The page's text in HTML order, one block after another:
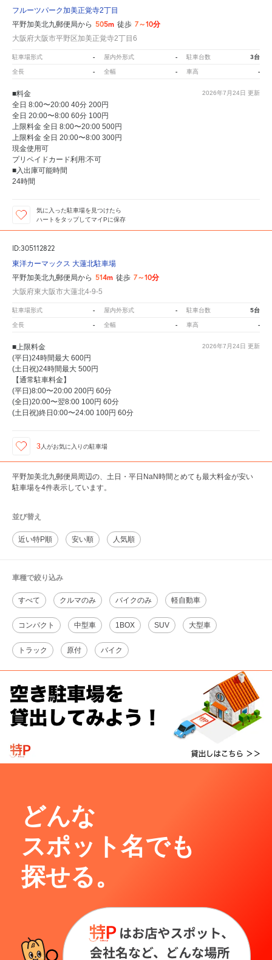
フルーツパーク加美正覚寺2丁目
平野加美北九郵便局から 505m 徒歩 7～10分
大阪府大阪市平野区加美正覚寺2丁目6
駐車場形式 - 屋内外形式 - 駐車台数 3台
全長 - 全幅 - 車高 -
2026年7月24日 更新
■料金
全日 8:00〜20:00 40分 200円
全日 20:00〜8:00 60分 100円
上限料金 全日 8:00〜20:00 500円
上限料金 全日 20:00〜8:00 300円
現金使用可
プリペイドカード利用:不可
■入出庫可能時間
24時間
気に入った駐車場を見つけたら
ハートをタップしてマイPに保存
ID:305112822
東洋カーマックス 大蓮北駐車場
平野加美北九郵便局から 514m 徒歩 7～10分
大阪府東大阪市大蓮北4-9-5
駐車場形式 - 屋内外形式 - 駐車台数 5台
全長 - 全幅 - 車高 -
2026年7月24日 更新
■上限料金
(平日)24時間最大 600円
(土日祝)24時間最大 500円
【通常駐車料金】
(平日)8:00〜20:00 200円 60分
(全日)20:00〜翌8:00 100円 60分
(土日祝)終日0:00〜24:00 100円 60分
3 人がお気に入りの駐車場
平野加美北九郵便局周辺の、土日・平日NaN時間とめても最大料金が安い
駐車場を4件表示しています。
並び替え
近い特P順 安い順 人気順
車種で絞り込み
すべて クルマのみ バイクのみ 軽自動車
コンパクト 中型車 1BOX SUV 大型車
トラック 原付 バイク
どんな
スポット名でも
探せる。